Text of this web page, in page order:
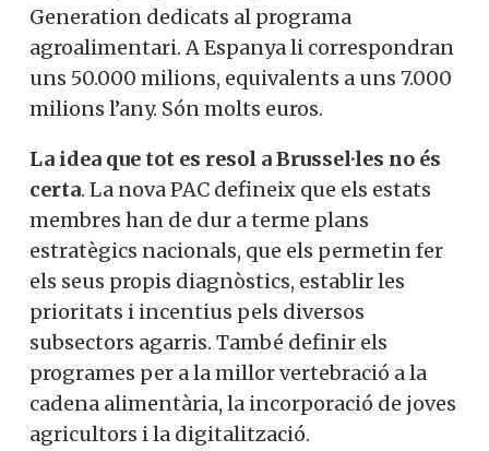
Generation dedicats al programa
agroalimentari. A Espanya li correspondran
uns 50.000 milions, equivalents a uns 7.000
milions l’any. Són molts euros.
La idea que tot es resol a Brussel·les no és
certa. La nova PAC defineix que els estats
membres han de dur a terme plans
estratègics nacionals, que els permetin fer
els seus propis diagnòstics, establir les
prioritats i incentius pels diversos
subsectors agarris. També definir els
programes per a la millor vertebració a la
cadena alimentària, la incorporació de joves
agricultors i la digitalització.